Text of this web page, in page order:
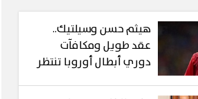
هيثم حسن وسيلتيك..
عقد طويل ومكافآت
دوري أبطال أوروبا تنتظر